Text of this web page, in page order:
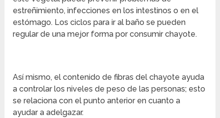
estreñimiento, infecciones en los intestinos o en el
estómago. Los ciclos para ir al baño se pueden
regular de una mejor forma por consumir chayote.
Así mismo, el contenido de fibras del chayote ayuda
a controlar los niveles de peso de las personas; esto
se relaciona con el punto anterior en cuanto a
ayudar a adelgazar.